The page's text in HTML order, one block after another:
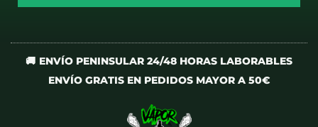
🚚 ENVÍO PENINSULAR 24/48 HORAS LABORABLES
ENVÍO GRATIS EN PEDIDOS MAYOR A 50€